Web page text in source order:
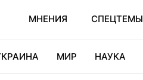
МНЕНИЯ СПЕЦТЕМЫ
МИР НАУКА